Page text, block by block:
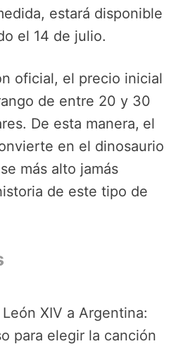
estará disponible
el 14 de julio.
oficial, el precio inicial
de entre 20 y 30
De esta manera, el
en el dinosaurio
más alto jamás
de este tipo de
XIV a Argentina:
para elegir la canción